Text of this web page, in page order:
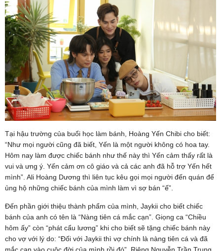
Tại hậu trường của buổi học làm bánh, Hoàng Yến Chibi cho biết:
“Như mọi người cũng đã biết, Yến là một người không có hoa tay.
Hôm nay làm được chiếc bánh như thế này thì Yến cảm thấy rất là
vui và ưng ý. Yến cảm ơn cô giáo và cả các anh đã hỗ trợ Yến hết
mình”. Ali Hoàng Dương thì liên tục kêu gọi mọi người đến quán để
ủng hộ những chiếc bánh của mình làm vì sợ bán “ế”.
Đến phần giới thiệu thành phẩm của mình, Jaykii cho biết chiếc
bánh của anh có tên là “Nàng tiên cá mắc cạn”. Giọng ca “Chiều
hôm ấy” còn “phát cẩu lương” khi cho biết sẽ tặng chiếc bánh này
cho vợ với lý do: “Đối với Jaykii thì vợ chính là nàng tiên cá và đã
mắc cạn vào cuộc đời của mình rồi đó”. Riêng Nguyễn Trần Trung